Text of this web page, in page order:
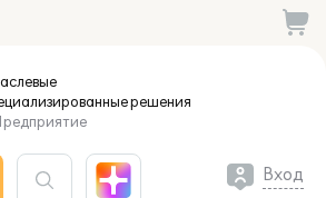
решения
Вход